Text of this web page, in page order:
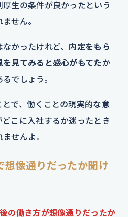
生の条件が良かったという
せん。
かったけれど、 内定をもら
見てみると感心がもてたか
でしょう。
で、働くことの現実的な意
こに入社するか迷ったとき
せんよ。
想像通りだったか聞け
の働き方が想像通りだったか